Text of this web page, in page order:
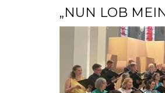
„NUN LOB